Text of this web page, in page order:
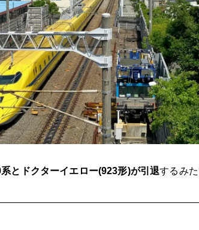
とドクターイエロー(923形)が引退するみた